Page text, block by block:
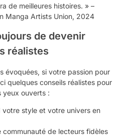
de meilleures histoires. » –
Manga Artists Union, 2024
de devenir
réalistes
évoquées, si votre passion pour
quelques conseils réalistes pour
yeux ouverts :
votre style et votre univers en
communauté de lecteurs fidèles